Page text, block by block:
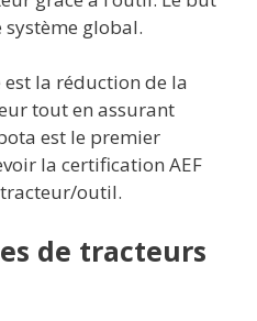
système global.
la réduction de la
tout en assurant
est le premier
la certification AEF
outil.
de tracteurs